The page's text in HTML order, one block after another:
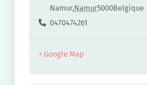
Namur,Namur5000Belgique
0470474261
+ Google Map